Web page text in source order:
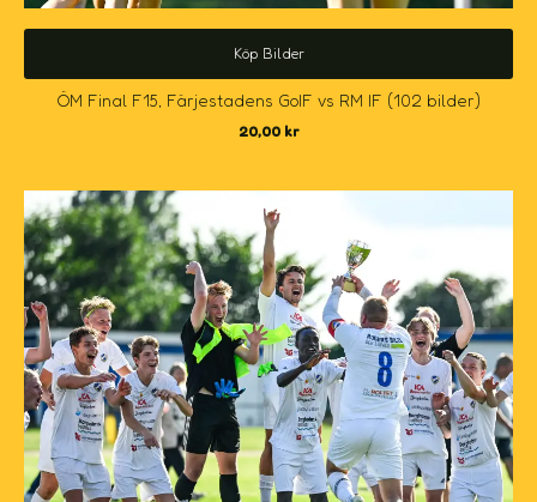
Köp Bilder
ÖM Final F15, Färjestadens GoIF vs RM IF (102 bilder)
20,00 kr